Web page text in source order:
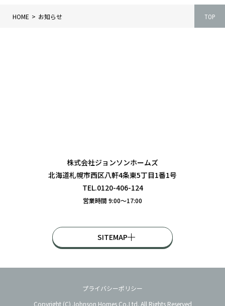
HOME お知らせ TOP
株式会社ジョンソンホームズ
北海道札幌市西区八軒4条東5丁目1番1号
TEL.0120-406-124
営業時間 9:00〜17:00
SITEMAP
プライバシーポリシー
Copyright (C) Johnson Homes Co,Ltd. All Rights Reserved